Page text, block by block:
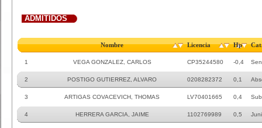
ADMITIDOS
Nombre Licencia Hp
1 VEGA GONZALEZ, CARLOS CP35244580 -0,4
2 POSTIGO GUTIERREZ, ALVARO 0208282372 0,1
3 ARTIGAS COVACEVICH, THOMAS LV70401665 0,4
4 HERRERA GARCIA, JAIME 1102769989 0,5